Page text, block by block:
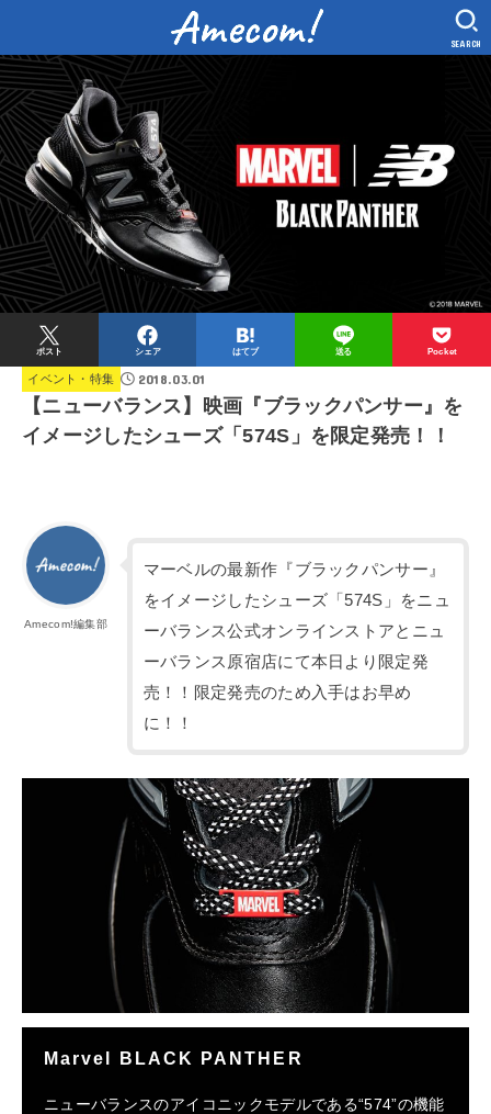
SEARCH
ポスト シェア はてブ 送る Pocket
イベント・特集 2018.03.01
【ニューバランス】映画『ブラックパンサー』を
イメージしたシューズ「574S」を限定発売！！
Amecom!編集部
マーベルの最新作『ブラックパンサー』
をイメージしたシューズ「574S」をニュ
ーバランス公式オンラインストアとニュ
ーバランス原宿店にて本日より限定発
売！！限定発売のため入手はお早め
に！！
Marvel BLACK PANTHER
ニューバランスのアイコニックモデルである“574”の機能